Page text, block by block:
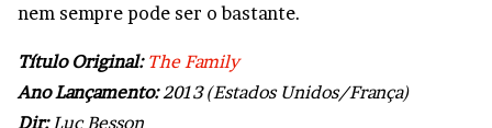
nem sempre pode ser o bastante.
Título Original: The Family
Ano Lançamento:2013 (Estados Unidos/França)
Dir:Luc Besson